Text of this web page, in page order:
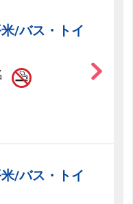
/バス・トイ
/バス・トイ